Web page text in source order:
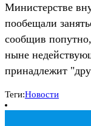
Министерстве
пообещали
сообщив
ныне
принадлежит
Теги:Новости